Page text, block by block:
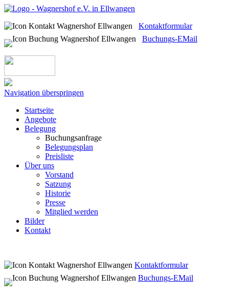
Kontaktformular
Buchungs-EMail
Navigation überspringen
Startseite
Angebote
Belegung
Buchungsanfrage
Belegungsplan
Preisliste
Über uns
Vorstand
Satzung
Historie
Presse
Mitglied werden
Bilder
Kontakt
Kontaktformular
Buchungs-EMail